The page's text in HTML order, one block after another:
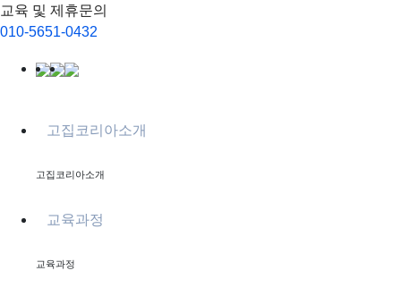
교육 및 제휴문의
010-5651-0432
고집코리아소개
고집코리아소개
교육과정
교육과정